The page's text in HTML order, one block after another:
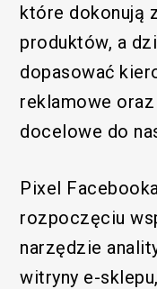
które dokonują
produktów, a
dopasować
reklamowe
docelowe do
Pixel
rozpoczęciu
narzędzie
witryny e-